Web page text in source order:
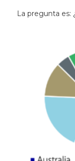
La pregunta es: